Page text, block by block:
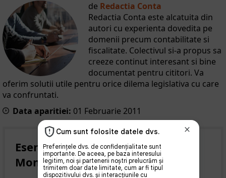
de Redactia Conta
Redactia Conta este alcatuita din
autori cu experienta dovedita pe
domenii precum contabilitate si
fiscalitate. Colectivul si-a propus sa
creeze continut interesant si bine
documentat pentru cititori. Va
oferim solutii utile pentru orice dilema legislativa cu care
va confruntati.
Data aparitiei: 01 Februarie 2011
Esential pentru contabili -
Monografii contabile complete